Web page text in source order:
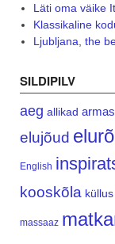
Läti oma väike
Klassikaline
Ljubljana, the
SILDIPILV
aeg allikad
elujõud
English
kooskõla küllus
massaaz